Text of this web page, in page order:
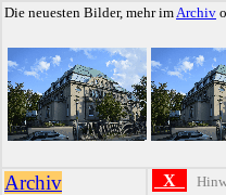
Die neuesten Bilder, mehr imArchiv
Archiv X